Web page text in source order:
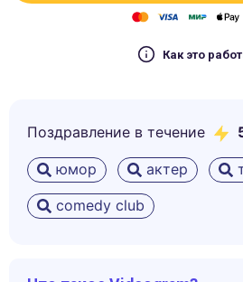
Как это
Поздравление в течение
юмор актер
comedy club